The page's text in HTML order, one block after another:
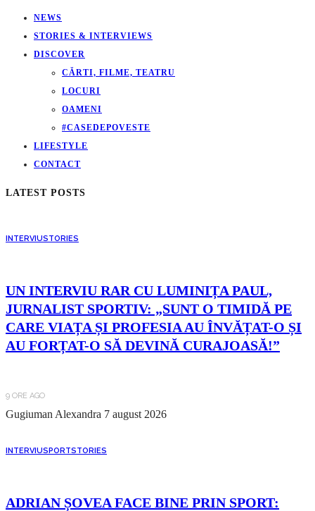
NEWS
STORIES & INTERVIEWS
DISCOVER
CĂRTI, FILME, TEATRU
LOCURI
OAMENI
#CASEDEPOVESTE
LIFESTYLE
CONTACT
LATEST POSTS
INTERVIUSTORIES
UN INTERVIU RAR CU LUMINIȚA PAUL,
JURNALIST SPORTIV: „SUNT O TIMIDĂ PE
CARE VIAȚA ȘI PROFESIA AU ÎNVĂȚAT-O ȘI
AU FORȚAT-O SĂ DEVINĂ CURAJOASĂ!”
9 ORE AGO
Gugiuman Alexandra 7 august 2026
INTERVIUSPORTSTORIES
ADRIAN ȘOVEA FACE BINE PRIN SPORT: